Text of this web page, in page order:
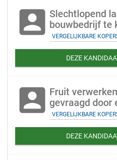
account_box Slechtlopend
bouwbedrijf te
VERGELIJKBARE
DEZE
account_box Fruit
gevraagd door
VERGELIJKBARE
DEZE